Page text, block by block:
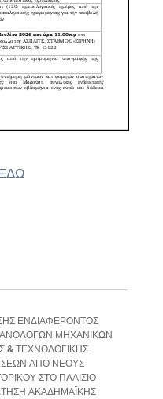
ΕΝΔΙΑΦΕΡΟΝΤΟΣ
ΜΗΧΑΝΙΚΩΝ
& ΤΕΧΝΟΛΟΓΙΚΗΣ
ΑΠΟ ΝΕΟΥΣ
ΣΤΟ ΠΛΑΙΣΙΟ
ΑΚΑΔΗΜΑΪΚΗΣ